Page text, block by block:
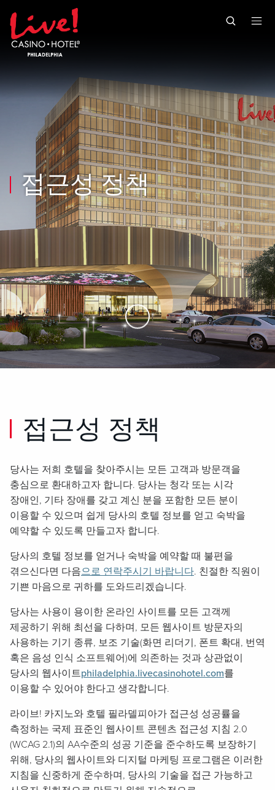
Skip to main content
Skip to mobile navigation
Skip to search
접근성 정책
Skip to Main Content
접근성 정책
당사는 저희 호텔을 찾아주시는 모든 고객과 방문객을
충심으로 환대하고자 합니다. 당사는 청각 또는 시각
장애인, 기타 장애를 갖고 계신 분을 포함한 모든 분이
이용할 수 있으며 쉽게 당사의 호텔 정보를 얻고 숙박을
예약할 수 있도록 만들고자 합니다.
당사의 호텔 정보를 얻거나 숙박을 예약할 때 불편을
겪으신다면 다음으로 연락주시기 바랍니다. 친절한 직원이
기쁜 마음으로 귀하를 도와드리겠습니다.
당사는 사용이 용이한 온라인 사이트를 모든 고객께
제공하기 위해 최선을 다하며, 모든 웹사이트 방문자의
사용하는 기기 종류, 보조 기술(화면 리더기, 폰트 확대, 번역
혹은 음성 인식 소프트웨어)에 의존하는 것과 상관없이
당사의 웹사이트philadelphia.livecasinohotel.com를
이용할 수 있어야 한다고 생각합니다.
라이브! 카지노와 호텔 필라델피아가 접근성 성공률을
측정하는 국제 표준인 웹사이트 콘텐츠 접근성 지침 2.0
(WCAG 2.1)의 AA수준의 성공 기준을 준수하도록 보장하기
위해, 당사의 웹사이트와 디지털 마케팅 프로그램은 이러한
지침을 신중하게 준수하며, 당사의 기술을 접근 가능하고